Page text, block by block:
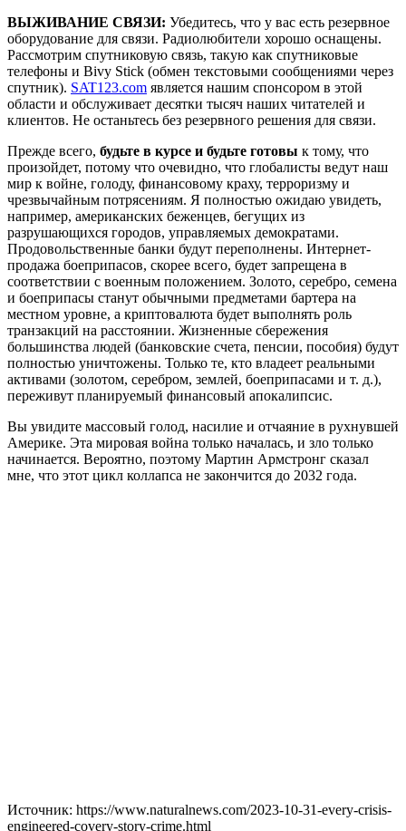
ВЫЖИВАНИЕ СВЯЗИ: Убедитесь, что у вас есть резервное
оборудование для связи. Радиолюбители хорошо оснащены.
Рассмотрим спутниковую связь, такую ​​как спутниковые
телефоны и Bivy Stick (обмен текстовыми сообщениями через
спутник). SAT123.com является нашим спонсором в этой
области и обслуживает десятки тысяч наших читателей и
клиентов. Не останьтесь без резервного решения для связи.
Прежде всего, будьте в курсе и будьте готовы к тому, что
произойдет, потому что очевидно, что глобалисты ведут наш
мир к войне, голоду, финансовому краху, терроризму и
чрезвычайным потрясениям. Я полностью ожидаю увидеть,
например, американских беженцев, бегущих из
разрушающихся городов, управляемых демократами.
Продовольственные банки будут переполнены. Интернет-
продажа боеприпасов, скорее всего, будет запрещена в
соответствии с военным положением. Золото, серебро, семена
и боеприпасы станут обычными предметами бартера на
местном уровне, а криптовалюта будет выполнять роль
транзакций на расстоянии. Жизненные сбережения
большинства людей (банковские счета, пенсии, пособия) будут
полностью уничтожены. Только те, кто владеет реальными
активами (золотом, серебром, землей, боеприпасами и т. д.),
переживут планируемый финансовый апокалипсис.
Вы увидите массовый голод, насилие и отчаяние в рухнувшей
Америке. Эта мировая война только началась, и зло только
начинается. Вероятно, поэтому Мартин Армстронг сказал
мне, что этот цикл коллапса не закончится до 2032 года.
Источник: https://www.naturalnews.com/2023-10-31-every-crisis-
engineered-covery-story-crime.html